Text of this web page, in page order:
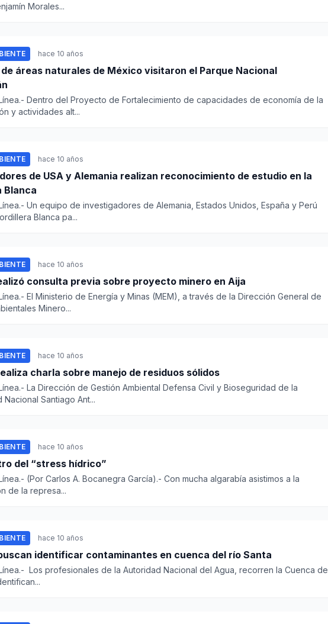
Morales...
hace 10 años
de áreas naturales de México visitaron el Parque Nacional
Dentro del Proyecto de Fortalecimiento de capacidades de economía de la
y actividades alt...
hace 10 años
de USA y Alemania realizan reconocimiento de estudio en la
Blanca
Un equipo de investigadores de Alemania, Estados Unidos, España y Perú
Blanca pa...
hace 10 años
consulta previa sobre proyecto minero en Aija
El Ministerio de Energía y Minas (MEM), a través de la Dirección General de
Minero...
hace 10 años
charla sobre manejo de residuos sólidos
La Dirección de Gestión Ambiental Defensa Civil y Bioseguridad de la
Nacional Santiago Ant...
hace 10 años
del “stress hídrico”
(Por Carlos A. Bocanegra García).- Con mucha algarabía asistimos a la
de la represa...
hace 10 años
identificar contaminantes en cuenca del río Santa
Los profesionales de la Autoridad Nacional del Agua, recorren la Cuenca de